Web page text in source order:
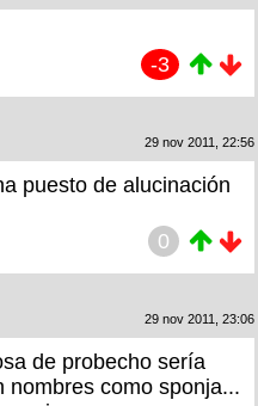
-3
29 nov 2011, 22:56
puesto de alucinación
0
29 nov 2011, 23:06
de probecho sería
nombres como sponja...